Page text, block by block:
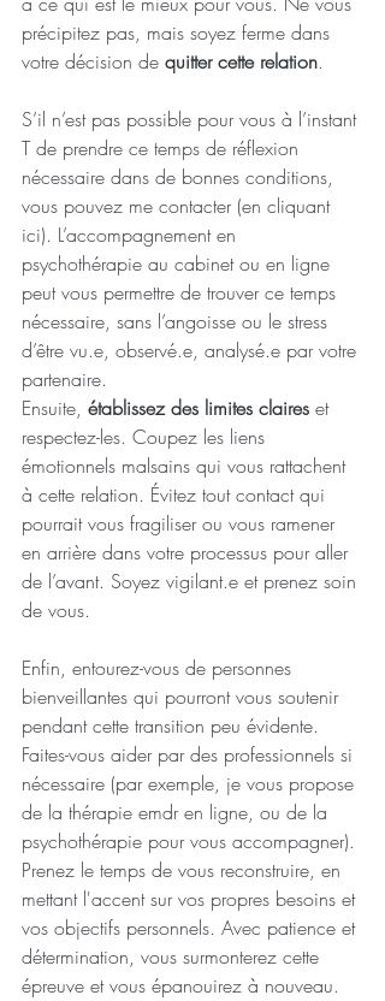
précipitez pas, mais soyez ferme dans
votre décision de quitter cette relation.
S’il n’est pas possible pour vous à l’instant
T de prendre ce temps de réflexion
nécessaire dans de bonnes conditions,
vous pouvez me contacter (en cliquant
ici). L’accompagnement en
psychothérapie au cabinet ou en ligne
peut vous permettre de trouver ce temps
nécessaire, sans l’angoisse ou le stress
d’être vu.e, observé.e, analysé.e par votre
partenaire.
Ensuite, établissez des limites claires et
respectez-les. Coupez les liens
émotionnels malsains qui vous rattachent
à cette relation. Évitez tout contact qui
pourrait vous fragiliser ou vous ramener
en arrière dans votre processus pour aller
de l’avant. Soyez vigilant.e et prenez soin
de vous.
Enfin, entourez-vous de personnes
bienveillantes qui pourront vous soutenir
pendant cette transition peu évidente.
Faites-vous aider par des professionnels si
nécessaire (par exemple, je vous propose
de la thérapie emdr en ligne, ou de la
psychothérapie pour vous accompagner).
Prenez le temps de vous reconstruire, en
mettant l'accent sur vos propres besoins et
vos objectifs personnels. Avec patience et
détermination, vous surmonterez cette
épreuve et vous épanouirez à nouveau.